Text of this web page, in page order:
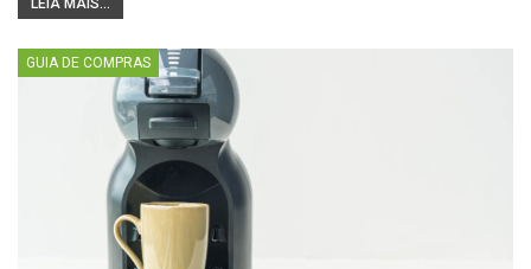
GUIA DE COMPRAS